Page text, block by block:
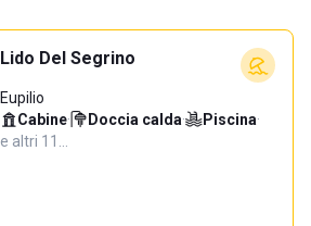
Lido Del Segrino
Eupilio
Cabine· Doccia calda· Piscina·
e altri 11…